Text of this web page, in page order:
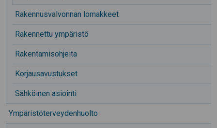
Rakennusvalvonnan lomakkeet
Rakennettu ympäristö
Rakentamisohjeita
Korjausavustukset
Sähköinen asiointi
Ympäristöterveydenhuolto